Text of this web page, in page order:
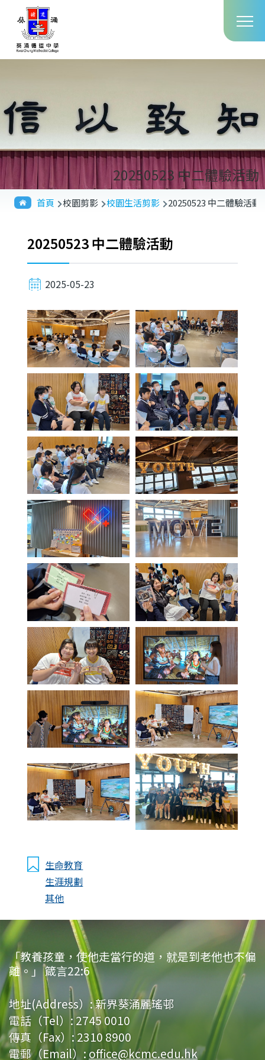
移至主內容
20250523 中二體驗活動
導
首頁 校園剪影 校園生活剪影 20250523 中二體驗活動
20250523 中二體驗活動
2025-05-23
生命教育
生涯規劃
其他
「教養孩童，使他走當行的道，就是到老他也不偏
離。」 箴言22:6
地址(Address）:新界葵涌麗瑤邨
電話（Tel）:2745 0010
傳真（Fax）:2310 8900
電郵（Email）: office@kcmc.edu.hk